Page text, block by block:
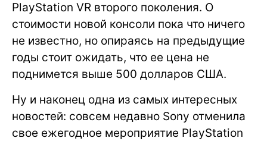
PlayStation VR второго поколения. О
стоимости новой консоли пока что ничего
не известно, но опираясь на предыдущие
годы стоит ожидать, что ее цена не
поднимется выше 500 долларов США.
Ну и наконец одна из самых интересных
новостей: совсем недавно Sony отменила
свое ежегодное мероприятие PlayStation